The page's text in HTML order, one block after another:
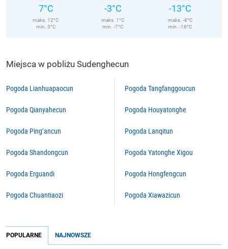
7°C
maks. 12°C
min. 3°C
-3°C
maks. 1°C
min. -7°C
-13°C
maks. -8°C
min. -18°C
Miejsca w pobliżu Sudenghecun
Pogoda Lianhuapaocun
Pogoda Qianyahecun
Pogoda Ping’ancun
Pogoda Shandongcun
Pogoda Erguandi
Pogoda Chuantiaozi
Pogoda Tangfanggoucun
Pogoda Houyatonghe
Pogoda Lanqitun
Pogoda Yatonghe Xigou
Pogoda Hongfengcun
Pogoda Xiawazicun
POPULARNE NAJNOWSZE